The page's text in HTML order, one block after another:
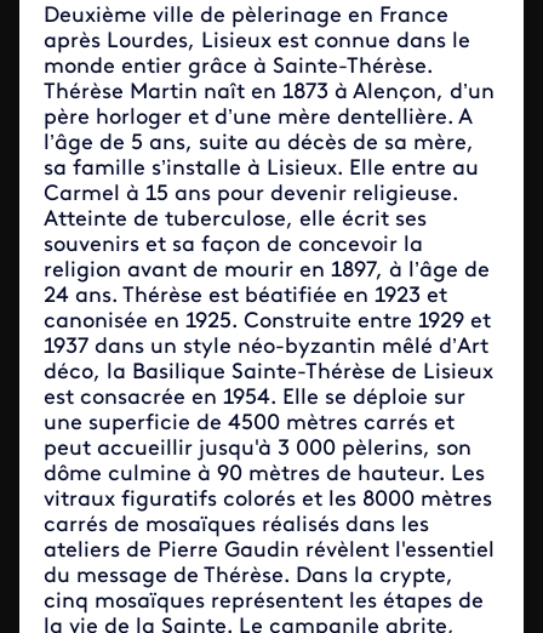
Deuxième ville de pèlerinage en France
après Lourdes, Lisieux est connue dans le
monde entier grâce à Sainte-Thérèse.
Thérèse Martin naît en 1873 à Alençon, d’un
père horloger et d’une mère dentellière. A
l’âge de 5 ans, suite au décès de sa mère,
sa famille s’installe à Lisieux. Elle entre au
Carmel à 15 ans pour devenir religieuse.
Atteinte de tuberculose, elle écrit ses
souvenirs et sa façon de concevoir la
religion avant de mourir en 1897, à l’âge de
24 ans. Thérèse est béatifiée en 1923 et
canonisée en 1925. Construite entre 1929 et
1937 dans un style néo-byzantin mêlé d’Art
déco, la Basilique Sainte-Thérèse de Lisieux
est consacrée en 1954. Elle se déploie sur
une superficie de 4500 mètres carrés et
peut accueillir jusqu'à 3 000 pèlerins, son
dôme culmine à 90 mètres de hauteur. Les
vitraux figuratifs colorés et les 8000 mètres
carrés de mosaïques réalisés dans les
ateliers de Pierre Gaudin révèlent l'essentiel
du message de Thérèse. Dans la crypte,
cinq mosaïques représentent les étapes de
la vie de la Sainte. Le campanile abrite,